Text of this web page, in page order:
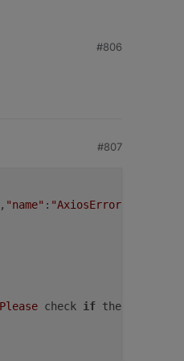
#806
#807
, "name" : "AxiosError"
Please check if the mail and